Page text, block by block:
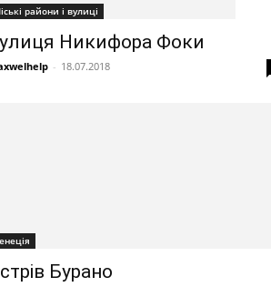
райони і вулиці
Никифора Фоки
- 18.07.2018
Бурано